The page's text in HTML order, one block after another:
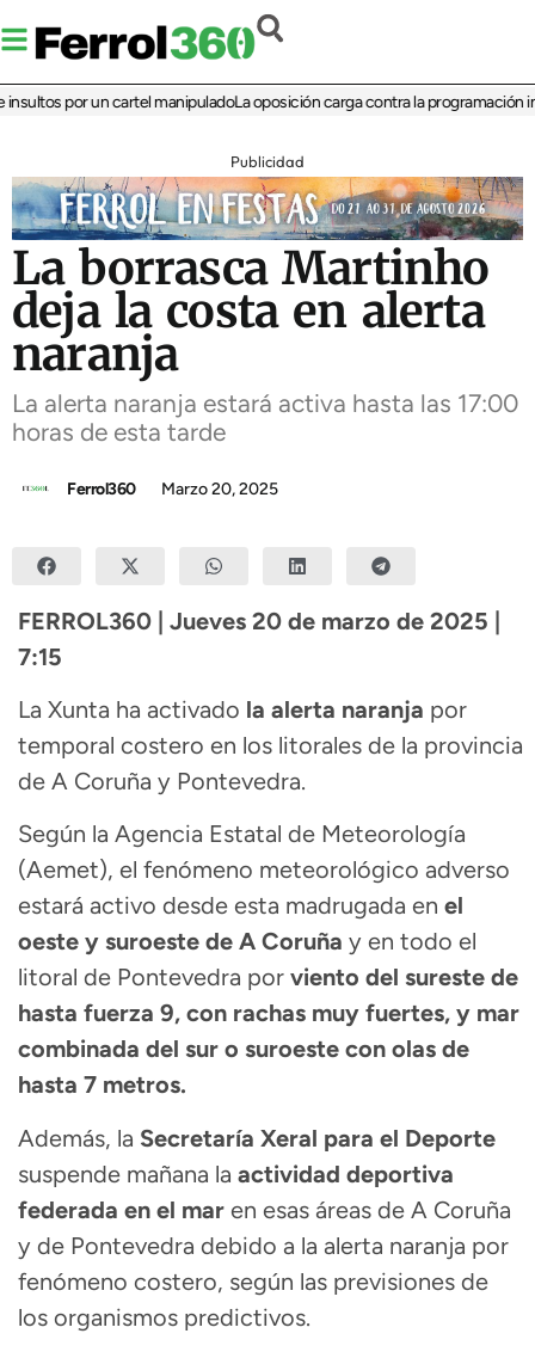
por un cartel manipuladoLa oposición carga contra la programación
Publicidad
La borrasca Martinho
deja la costa en alerta
naranja
La alerta naranja estará activa hasta las 17:00
horas de esta tarde
Ferrol360 Marzo 20, 2025
FERROL360 | Jueves 20 de marzo de 2025 |
7:15
La Xunta ha activado la alerta naranja por
temporal costero en los litorales de la provincia
de A Coruña y Pontevedra.
Según la Agencia Estatal de Meteorología
(Aemet), el fenómeno meteorológico adverso
estará activo desde esta madrugada en el
oeste y suroeste de A Coruña y en todo el
litoral de Pontevedra por viento del sureste de
hasta fuerza 9, con rachas muy fuertes, y mar
combinada del sur o suroeste con olas de
hasta 7 metros.
Además, la Secretaría Xeral para el Deporte
suspende mañana la actividad deportiva
federada en el mar en esas áreas de A Coruña
y de Pontevedra debido a la alerta naranja por
fenómeno costero, según las previsiones de
los organismos predictivos.